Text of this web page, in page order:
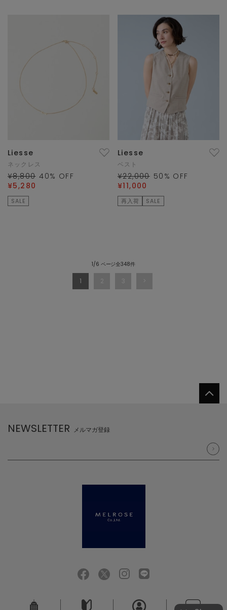
Liesse
ネックレス
¥8,800 40% OFF
¥5,280
SALE
Liesse
ベスト
¥22,000 50 % OFF
¥11,000
再入荷 SALE
1/6 ページ全348件
1 2 3
NEWSLETTER メルマガ登録